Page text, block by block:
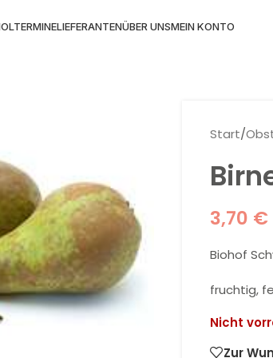
LIEFERANTENÜBER UNSMEIN KONTO
Start/
3,70 €
Biohof
fruchtig,
Nicht
Zur